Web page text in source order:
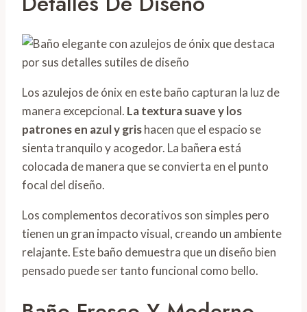
Los azulejos de ónix en este baño capturan la luz de
manera excepcional. La textura suave y los
patrones en azul y grishacen que el espacio se
sienta tranquilo y acogedor. La bañera está
colocada de manera que se convierta en el punto
focal del diseño.
Los complementos decorativos son simples pero
tienen un gran impacto visual, creando un ambiente
relajante. Este baño demuestra que un diseño bien
pensado puede ser tanto funcional como bello.